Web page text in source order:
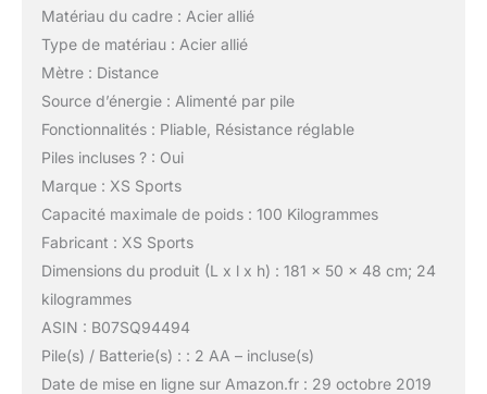
Matériau du cadre : Acier allié
Type de matériau : Acier allié
Mètre : Distance
Source d’énergie : Alimenté par pile
Fonctionnalités : Pliable, Résistance réglable
Piles incluses ? : Oui
Marque : XS Sports
Capacité maximale de poids : 100 Kilogrammes
Fabricant : XS Sports
Dimensions du produit (L x l x h) : 181 x 50 x 48 cm; 24
kilogrammes
ASIN : B07SQ94494
Pile(s) / Batterie(s) : : 2 AA – incluse(s)
Date de mise en ligne sur Amazon.fr : 29 octobre 2019